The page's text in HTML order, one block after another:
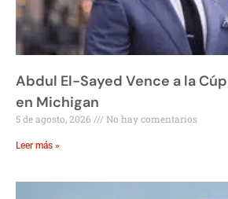
Abdul El-Sayed Vence a la
en Michigan
5 de agosto, 2026 No hay comentarios
Leer más »